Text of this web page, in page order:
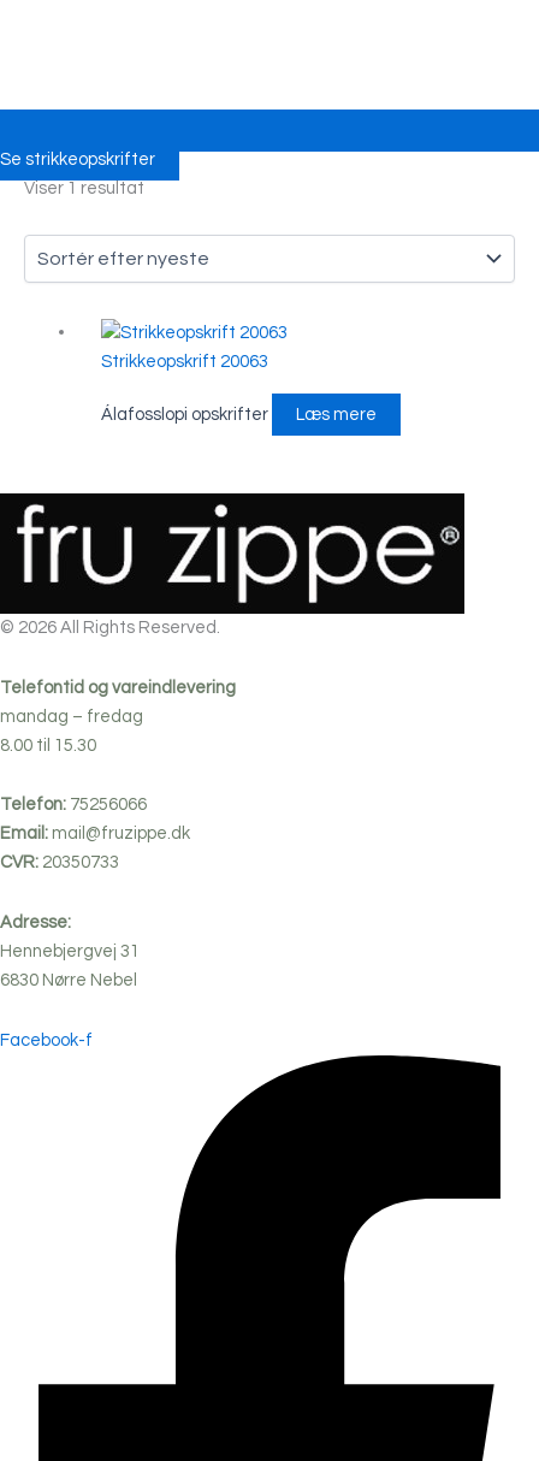
Se strikkeopskrifter
Viser 1 resultat
Strikkeopskrift 20063
Álafosslopi opskrifter Læs mere
© 2026 All Rights Reserved.
Telefontid og vareindlevering
mandag – fredag
8.00 til 15.30
Telefon: 75256066
Email: mail@fruzippe.dk
CVR: 20350733
Adresse:
Hennebjergvej 31
6830 Nørre Nebel
Facebook-f